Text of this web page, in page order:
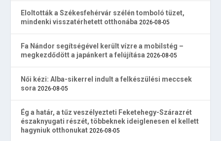
Eloltották a Székesfehérvár szélén tomboló tüzet,
mindenki visszatérhetett otthonába 2026-08-05
Fa Nándor segítségével került vízre a mobilstég –
megkezdődött a japánkert a felújítása 2026-08-05
Női kézi: Alba-sikerrel indult a felkészülési meccsek
sora 2026-08-05
Ég a határ, a tűz veszélyezteti Feketehegy-Szárazrét
északnyugati részét, többeknek ideiglenesen el kellett
hagyniuk otthonukat 2026-08-05